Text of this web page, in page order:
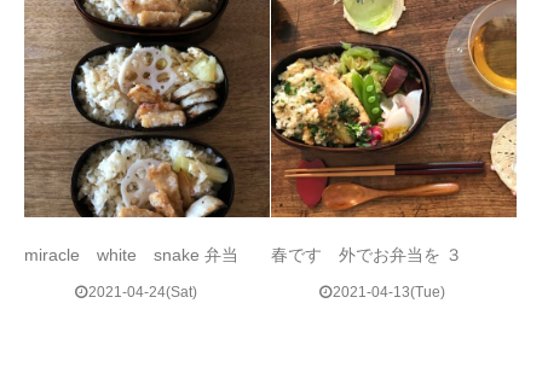
miracle white snake 弁当
2021-04-24(Sat)
春です 外でお弁当を ３
2021-04-13(Tue)